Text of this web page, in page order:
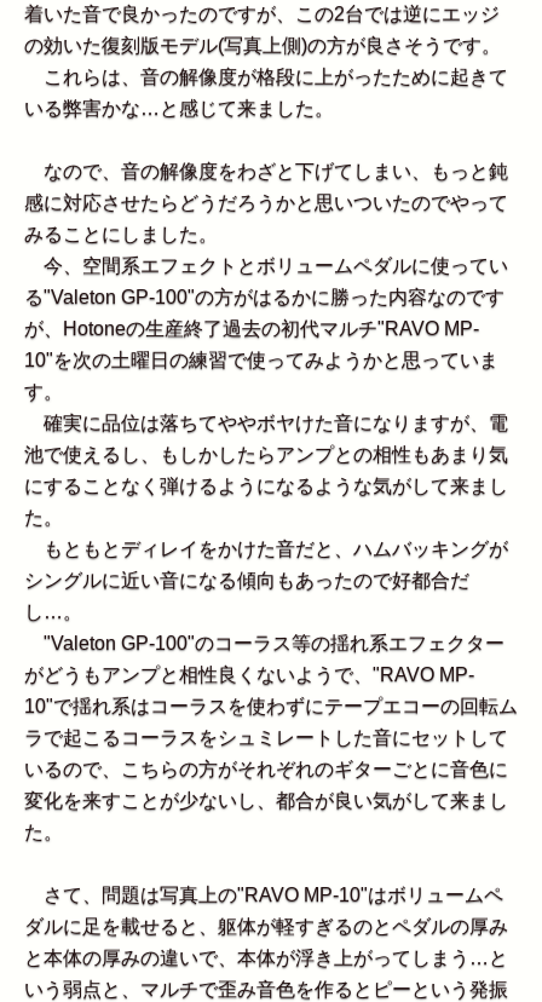
着いた音で良かったのですが、この2台では逆にエッジ
の効いた復刻版モデル(写真上側)の方が良さそうです。
これらは、音の解像度が格段に上がったために起きて
いる弊害かな…と感じて来ました。
なので、音の解像度をわざと下げてしまい、もっと鈍
感に対応させたらどうだろうかと思いついたのでやって
みることにしました。
今、空間系エフェクトとボリュームペダルに使ってい
る"Valeton GP-100"の方がはるかに勝った内容なのです
が、Hotoneの生産終了過去の初代マルチ"RAVO MP-
10"を次の土曜日の練習で使ってみようかと思っていま
す。
確実に品位は落ちてややボヤけた音になりますが、電
池で使えるし、もしかしたらアンプとの相性もあまり気
にすることなく弾けるようになるような気がして来まし
た。
もともとディレイをかけた音だと、ハムバッキングが
シングルに近い音になる傾向もあったので好都合だ
し…。
"Valeton GP-100"のコーラス等の揺れ系エフェクター
がどうもアンプと相性良くないようで、"RAVO MP-
10"で揺れ系はコーラスを使わずにテープエコーの回転ム
ラで起こるコーラスをシュミレートした音にセットして
いるので、こちらの方がそれぞれのギターごとに音色に
変化を来すことが少ないし、都合が良い気がして来まし
た。
さて、問題は写真上の"RAVO MP-10"はボリュームペ
ダルに足を載せると、躯体が軽すぎるのとペダルの厚み
と本体の厚みの違いで、本体が浮き上がってしまう…と
いう弱点と、マルチで歪み音色を作るとピーという発振